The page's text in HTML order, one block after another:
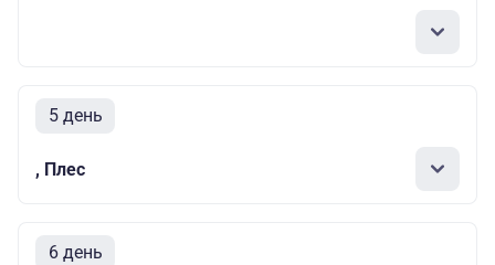
5 день
, Плес
6 день